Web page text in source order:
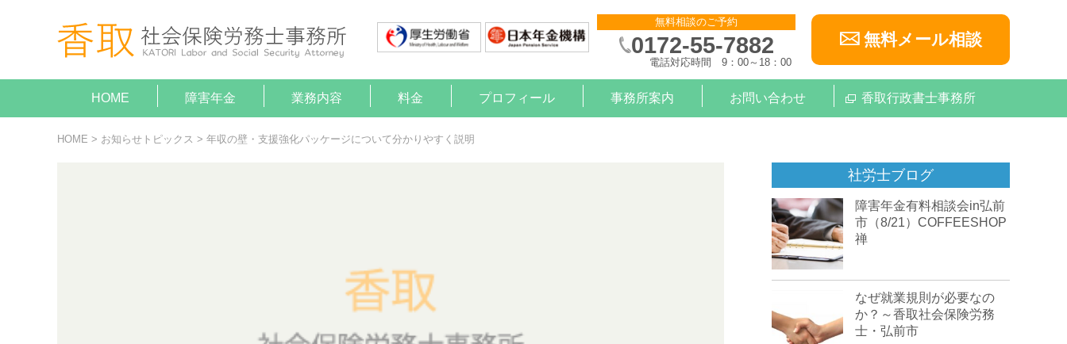
無料相談のご予約
0172-55-7882
電話対応時間 9：00～18：00
無料メール相談
HOME 障害年金 業務内容
就業規則作成
助成金申請
障害年金サポート
顧問契約
給与計算
がん（病気）治療と就労の支援【企業様】
がん（病気）治療と就労の支援【労働者様】
料金 プロフィール 事務所案内 お問い合わせ 香取行政書士事務所
HOME > お知らせトピックス > 年収の壁・支援強化パッケージについて分かりやすく説明
社労士ブログ
障害年金有料相談会in弘前
市（8/21）COFFEESHOP
禅
なぜ就業規則が必要なの
か？～香取社会保険労務
士・弘前市